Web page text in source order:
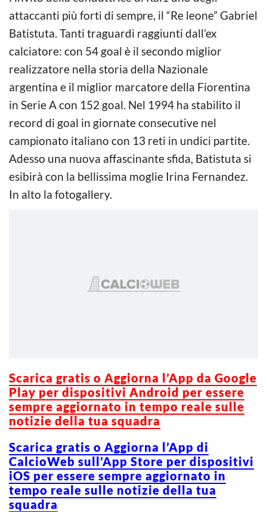
attaccanti più forti di sempre, il “Re leone” Gabriel
Batistuta. Tanti traguardi raggiunti dall’ex
calciatore: con 54 goal è il secondo miglior
realizzatore nella storia della Nazionale
argentina e il miglior marcatore della Fiorentina
in Serie A con 152 goal. Nel 1994 ha stabilito il
record di goal in giornate consecutive nel
campionato italiano con 13 reti in undici partite.
Adesso una nuova affascinante sfida, Batistuta si
esibirà con la bellissima moglie Irina Fernandez.
In alto la fotogallery.
Scarica gratis o Aggiorna l’App da Google
Play per dispositivi Android per essere
sempre aggiornato in tempo reale sulle
notizie della tua squadra
Scarica gratis o Aggiorna l’App di
CalcioWeb sull’App Store per dispositivi
iOS per essere sempre aggiornato in
tempo reale sulle notizie della tua
squadra